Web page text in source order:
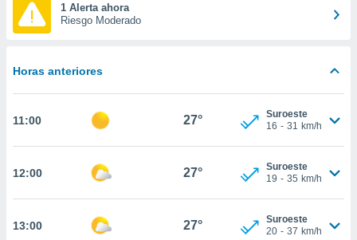
basada
permite
seguir
coste.
botón
a la
todas
1 Alerta ahora
Riesgo Moderado
Horas anteriores
11:00 27°
Suroeste
16 - 31 km/h
12:00 27°
Suroeste
19 - 35 km/h
13:00 27°
Suroeste
20 - 37 km/h